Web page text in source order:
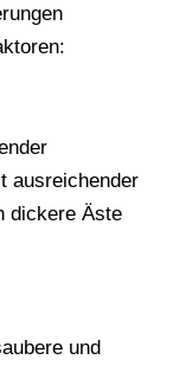
ausreichender
dickere Äste
und